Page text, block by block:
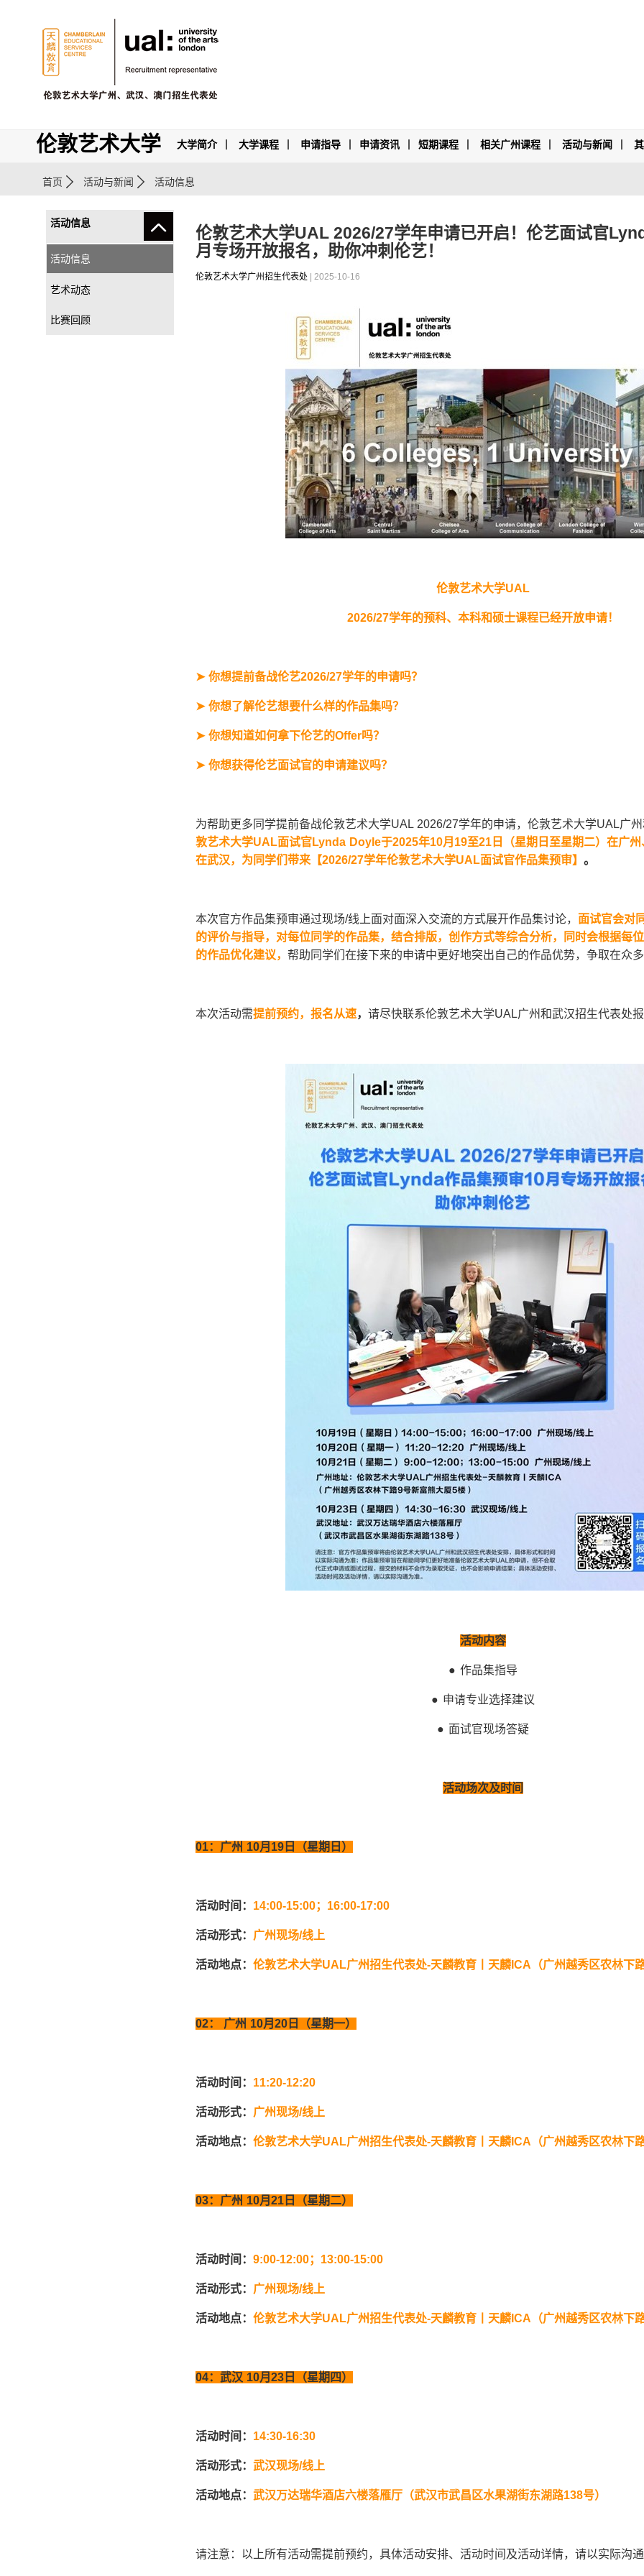
大学简介 大学课程 申请指导 申请资讯 短期课程 相关广州课程 活动与新闻
伦敦艺术大学
首页 活动与新闻 活动信息
活动信息
活动信息
艺术动态
比赛回顾
伦敦艺术大学UAL 2026/27学年申请已开启！伦艺面试官
月专场开放报名，助你冲刺伦艺！
伦敦艺术大学广州招生代表处 | 2025-10-16
伦敦艺术大学UAL
2026/27学年的预科、本科和硕士课程已经开放申请！
➤你想提前备战伦艺2026/27学年的申请吗？
➤你想了解伦艺想要什么样的作品集吗？
➤你想知道如何拿下伦艺的Offer吗？
➤你想获得伦艺面试官的申请建议吗？
为帮助更多同学提前备战伦敦艺术大学UAL 2026/27学年的申请，伦敦艺术大学UAL广
敦艺术大学UAL面试官Lynda Doyle于2025年10月 19至21 日（星期日至星期二）在广州
在武汉，为同学们带来【2026/27学年伦敦艺术大学UAL面试官作品集预审】 。
本次官方作品集预审通过现场/线上面对面深入交流的方式展开作品集讨论， 面试官会对
的评价与指导，对每位同学的作品集，结合排版，创作方式等综合分析，同时会根据每
的作品优化建议， 帮助同学们在接下来的申请中更好地突出自己的作品优势，争取在众
本次活动需提前预约，报名从速， 请尽快联系伦敦艺术大学UAL广州和武汉招生代表处
活动内容
● 作品集指导
● 申请专业选择建议
● 面试官现场答疑
活动场次及时间
01：广州 10月 19 日（星期日）
活动时间： 14:00-15:00； 16:00-17:00
活动形式： 广州现场/线上
活动地点： 伦敦艺术大学UAL广州招生代表处-天麟教育丨天麟ICA （广州越秀区农林下
02： 广州 10月20 日（星期一）
活动时间： 11:20-12:20
活动形式： 广州现场/线上
活动地点： 伦敦艺术大学UAL广州招生代表处-天麟教育丨天麟ICA （广州越秀区农林下
03：广州 10月21 日（星期二）
活动时间： 9:00-12:00； 13:00-15:00
活动形式： 广州现场/线上
活动地点： 伦敦艺术大学UAL广州招生代表处-天麟教育丨天麟ICA （广州越秀区农林下
04：武汉 10月23 日（星期四）
活动时间： 14:30-16:30
活动形式： 武汉现场/线上
活动地点： 武汉万达瑞华酒店六楼落雁厅（武汉市武昌区水果湖街东湖路138号）
请注意：以上所有活动需提前预约，具体活动安排、活动时间及活动详情，请以实际沟